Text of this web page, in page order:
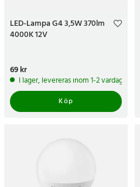
LED-Lampa G4 3,5W 370lm
4000K 12V
Pris:
69 kr
I lager, levereras inom 1-2 vardagar
Köp